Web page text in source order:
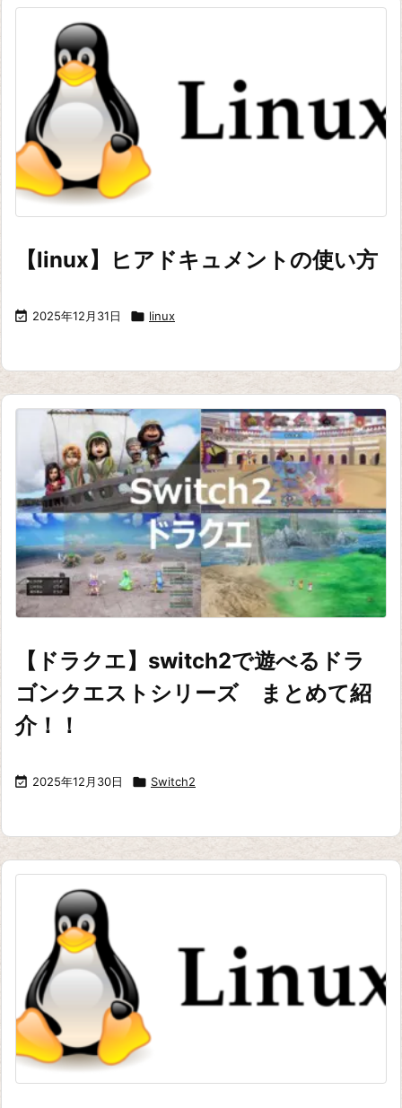
【linux】ヒアドキュメントの使い方
 2025年12月31日  linux
【ドラクエ】switch2で遊べるドラ
ゴンクエストシリーズ まとめて紹
介！！
 2025年12月30日  Switch2